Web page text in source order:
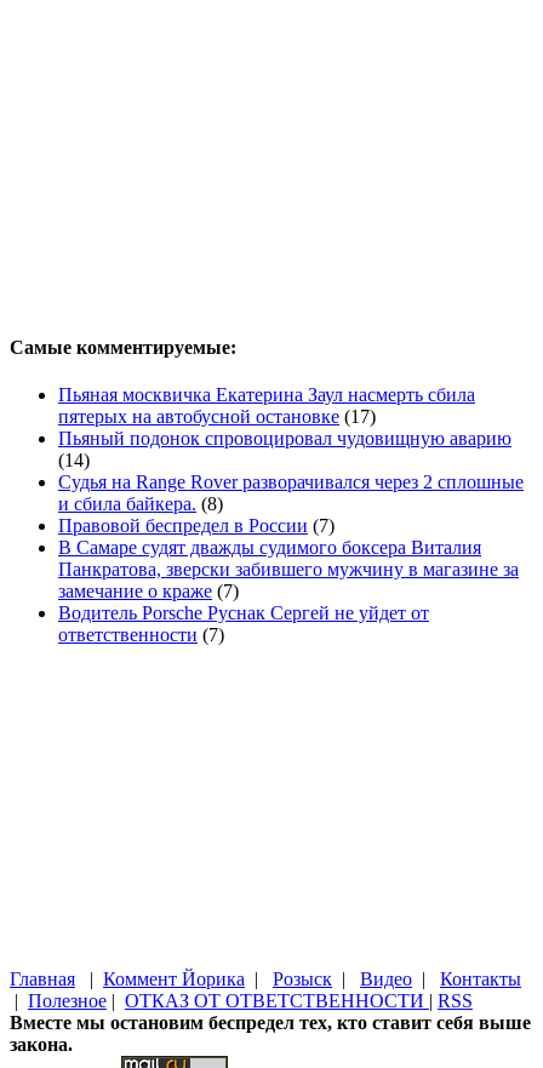
Самые комментируемые:
Пьяная москвичка Екатерина Заул насмерть сбила
пятерых на автобусной остановке (17)
Пьяный подонок спровоцировал чудовищную аварию
(14)
Судья на Range Rover разворачивался через 2 сплошные
и сбила байкера. (8)
Правовой беспредел в России (7)
В Самаре судят дважды судимого боксера Виталия
Панкратова, зверски забившего мужчину в магазине за
замечание о краже (7)
Водитель Porsche Руснак Сергей не уйдет от
ответственности (7)
Главная | Коммент Йорика | Розыск | Видео | Контакты
| Полезное | ОТКАЗ ОТ ОТВЕТСТВЕННОСТИ | RSS
Вместе мы остановим беспредел тех, кто ставит себя выше
закона.